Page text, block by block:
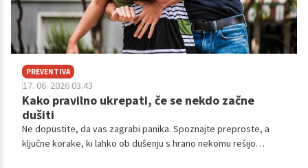
PREVENTIVA
17. 06. 2026 03.43
Kako pravilno ukrepati, če se nekdo začne
dušiti
Ne dopustite, da vas zagrabi panika. Spoznajte preproste, a
ključne korake, ki lahko ob dušenju s hrano nekomu rešijo